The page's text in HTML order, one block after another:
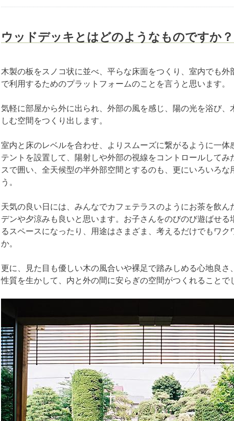
ウッドデッキとはどのようなものですか？
木製の板をスノコ状に並べ、平らな床面をつくり、室内でも
で利用するためのプラットフォームのことを言うと思います。
気軽に部屋から外に出られ、外部の風を感じ、陽の光を浴び
しむ空間をつくり出します。
室内と床のレベルを合わせ、よりスムーズに繋がるように一
テントを設置して、陽射しや外部の視線をコントロールして
スで囲い、全天候型の半外部空間とするのも、更にいろいろ
う。
天気の良い日には、みんなでカフェテラスのようにお茶を飲
デンや夕涼みも良いと思います。お子さんをのびのび遊ばせ
るスペースになったり、用途はさまざま、考えるだけでもワ
か。
更に、見た目も優しい木の風合いや裸足で踏みしめる心地良
性質を生かして、内と外の間に安らぎの空間がつくれることで
34 35
…